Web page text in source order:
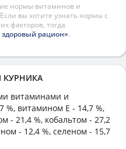
нормы витаминов и
вы хотите узнать нормы с
факторов, тогда
рацион».
КУРНИКА
витаминами и
%, витамином E - 14,7 %,
- 21,4 %, кобальтом - 27,2
- 12,4 %, селеном - 15,7